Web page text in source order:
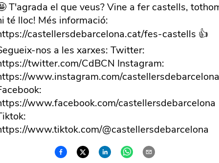
T'agrada el que veus? Vine a fer castells,
té lloc! Més informació:
castellersdebarcelona.cat/fes-castells 👍
nos a les xarxes: Twitter:
twitter.com/CdBCN Instagram:
www.instagram.com/
www.facebook.com/castellersdebarcelona
www.tiktok.com/@castellersdebarcelona